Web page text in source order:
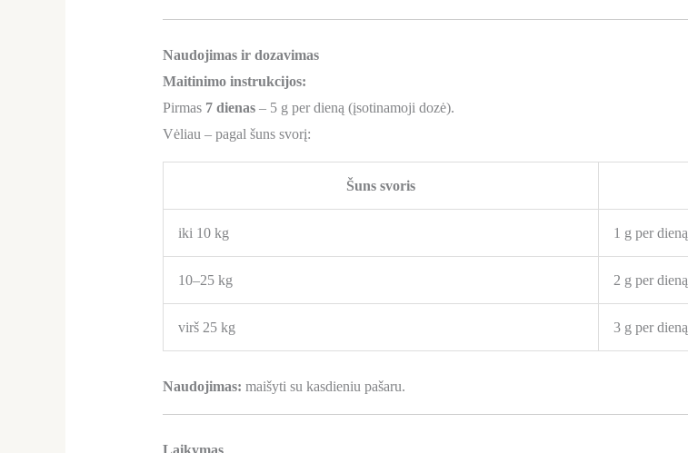
Naudojimas ir dozavimas
Maitinimo instrukcijos:
Pirmas 7 dienas– 5 g per dieną (įsotinamoji dozė).
Vėliau – pagal šuns svorį:
Šuns svoris
iki 10 kg 1 g per dieną
10–25 kg 2 g per dieną
virš 25 kg 3 g per dieną
Naudojimas: maišyti su kasdieniu pašaru.
Laikymas